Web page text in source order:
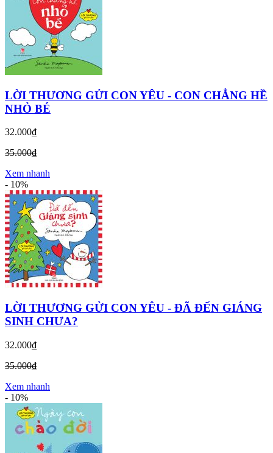
LỜI THƯƠNG GỬI CON YÊU - CON CHẲNG HỀ
NHỎ BÉ
32.000₫
35.000₫
Xem nhanh
- 10%
LỜI THƯƠNG GỬI CON YÊU - ĐÃ ĐẾN GIÁNG
SINH CHƯA?
32.000₫
35.000₫
Xem nhanh
- 10%